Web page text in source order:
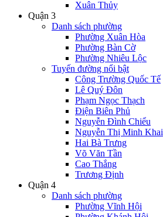
Xuân Thủy
Quận 3
Danh sách phường
Phường Xuân Hòa
Phường Bàn Cờ
Phường Nhiêu Lộc
Tuyến đường nổi bật
Công Trường Quốc Tế
Lê Quý Đôn
Phạm Ngọc Thạch
Điện Biên Phủ
Nguyễn Đình Chiểu
Nguyễn Thị Minh Khai
Hai Bà Trưng
Võ Văn Tần
Cao Thắng
Trương Định
Quận 4
Danh sách phường
Phường Vĩnh Hội